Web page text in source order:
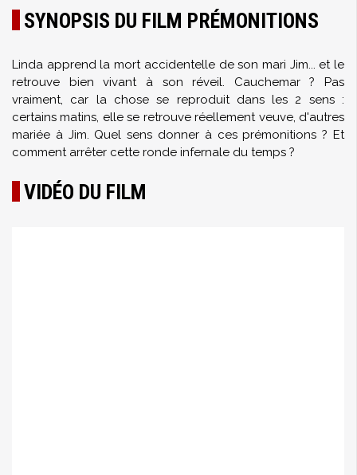
SYNOPSIS DU FILM PRÉMONITIONS
Linda apprend la mort accidentelle de son mari Jim... et le
retrouve bien vivant à son réveil. Cauchemar ? Pas
vraiment, car la chose se reproduit dans les 2 sens :
certains matins, elle se retrouve réellement veuve, d'autres
mariée à Jim. Quel sens donner à ces prémonitions ? Et
comment arrêter cette ronde infernale du temps ?
VIDÉO DU FILM